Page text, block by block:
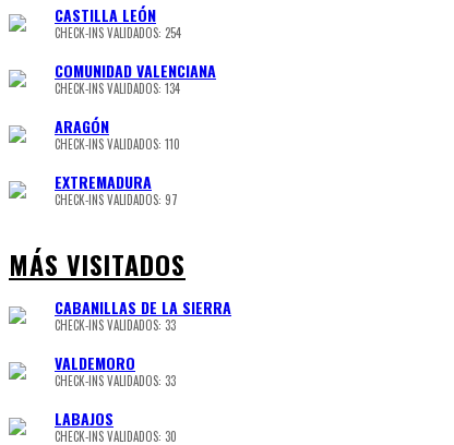
CASTILLA LEÓN
CHECK-INS VALIDADOS: 254
COMUNIDAD VALENCIANA
CHECK-INS VALIDADOS: 134
ARAGÓN
CHECK-INS VALIDADOS: 110
EXTREMADURA
CHECK-INS VALIDADOS: 97
MÁS VISITADOS
CABANILLAS DE LA SIERRA
CHECK-INS VALIDADOS: 33
VALDEMORO
CHECK-INS VALIDADOS: 33
LABAJOS
CHECK-INS VALIDADOS: 30